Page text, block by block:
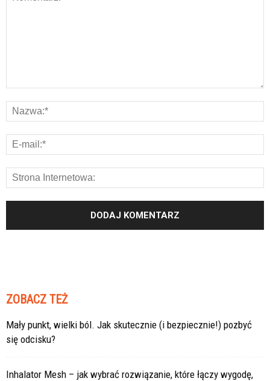
ZOBACZ TEŻ
Mały punkt, wielki ból. Jak skutecznie (i bezpiecznie!) pozbyć
się odcisku?
Inhalator Mesh – jak wybrać rozwiązanie, które łączy wygodę,